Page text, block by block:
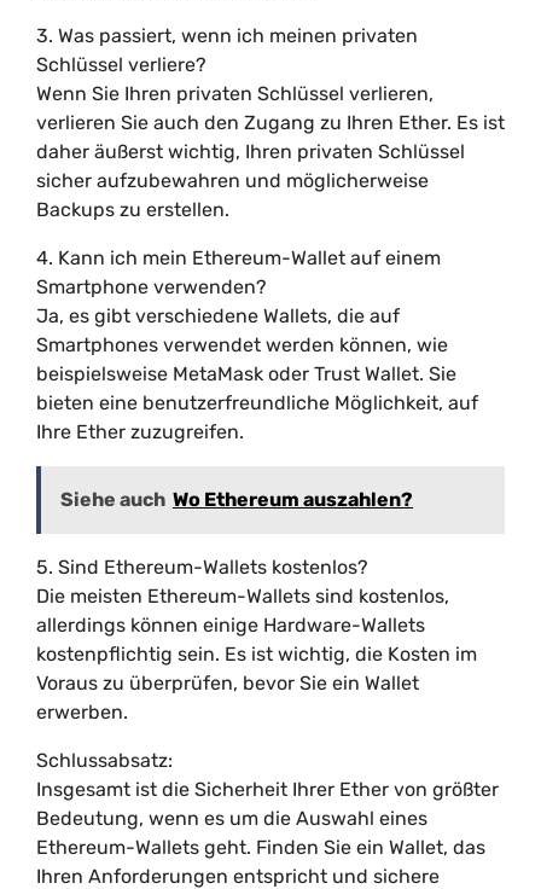
3. Was passiert, wenn ich meinen privaten
Schlüssel verliere?
Wenn Sie Ihren privaten Schlüssel verlieren,
verlieren Sie auch den Zugang zu Ihren Ether. Es ist
daher äußerst wichtig, Ihren privaten Schlüssel
sicher aufzubewahren und möglicherweise
Backups zu erstellen.
4. Kann ich mein Ethereum-Wallet auf einem
Smartphone verwenden?
Ja, es gibt verschiedene Wallets, die auf
Smartphones verwendet werden können, wie
beispielsweise MetaMask oder Trust Wallet. Sie
bieten eine benutzerfreundliche Möglichkeit, auf
Ihre Ether zuzugreifen.
Siehe auch Wo Ethereum auszahlen?
5. Sind Ethereum-Wallets kostenlos?
Die meisten Ethereum-Wallets sind kostenlos,
allerdings können einige Hardware-Wallets
kostenpflichtig sein. Es ist wichtig, die Kosten im
Voraus zu überprüfen, bevor Sie ein Wallet
erwerben.
Schlussabsatz:
Insgesamt ist die Sicherheit Ihrer Ether von größter
Bedeutung, wenn es um die Auswahl eines
Ethereum-Wallets geht. Finden Sie ein Wallet, das
Ihren Anforderungen entspricht und sichere